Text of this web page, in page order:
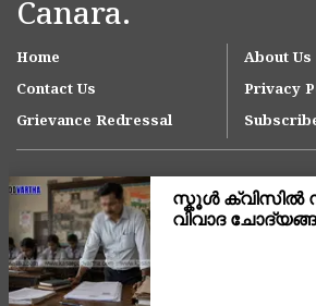
Canara.
Home
About Us
Contact Us
Privacy
Grievance Redressal
Copyright © 2007-
കൊടുത്തയച്ച
കാസർകോട്ട്